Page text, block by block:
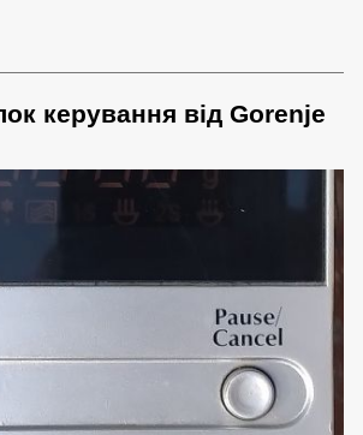
керування від Gorenje